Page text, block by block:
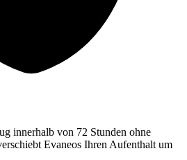
innerhalb von 72 Stunden ohne
Evaneos Ihren Aufenthalt um